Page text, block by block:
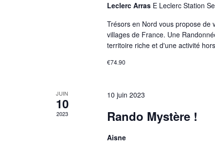
Leclerc Arras E Leclerc Station
Trésors en Nord vous propose de
villages de France. Une
territoire riche et d'une activité
€74.90
JUIN
10
2023
10 juin 2023
Rando Mystère !
Aisne